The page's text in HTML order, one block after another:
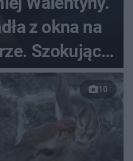
z okna na
Szokujące
do sieci
10